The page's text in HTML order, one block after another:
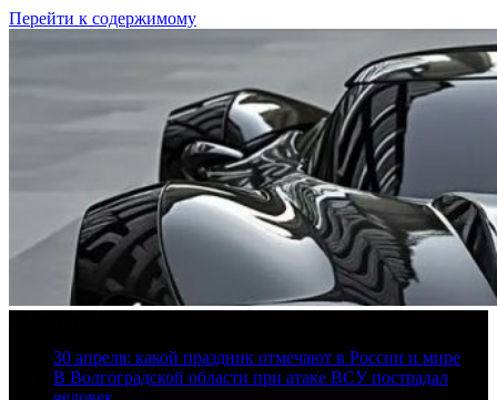
Перейти к содержимому
30 апреля: какой праздник отмечают в России и мире
В Волгоградской области при атаке ВСУ пострадал